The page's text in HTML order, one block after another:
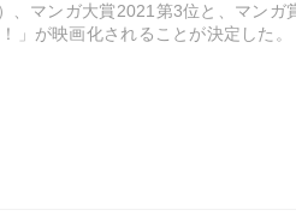
、マンガ大賞2021第3位と、マンガ
」が映画化されることが決定した。